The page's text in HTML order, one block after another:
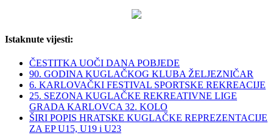
Istaknute vijesti:
ČESTITKA UOČI DANA POBJEDE
90. GODINA KUGLAČKOG KLUBA ŽELJEZNIČAR
6. KARLOVAČKI FESTIVAL SPORTSKE REKREACIJE
25. SEZONA KUGLAČKE REKREATIVNE LIGE
GRADA KARLOVCA 32. KOLO
ŠIRI POPIS HRATSKE KUGLAČKE REPREZENTACIJE
ZA EP U15, U19 i U23